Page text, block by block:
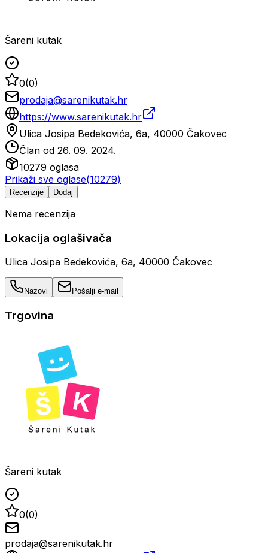
Šareni kutak
0(0)
prodaja@sarenikutak.hr
https://www.sarenikutak.hr
Ulica Josipa Bedekovića, 6a, 40000 Čakovec
Član od 26. 09. 2024.
10279 oglasa
Prikaži sve oglase(10279)
Recenzije Dodaj
Nema recenzija
Lokacija oglašivača
Ulica Josipa Bedekovića, 6a, 40000 Čakovec
Nazovi Pošalji e-mail
Trgovina
Šareni kutak
0(0)
prodaja@sarenikutak.hr